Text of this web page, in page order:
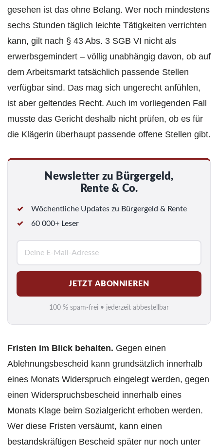
gesehen ist das ohne Belang. Wer noch mindestens
sechs Stunden täglich leichte Tätigkeiten verrichten
kann, gilt nach § 43 Abs. 3 SGB VI nicht als
erwerbsgemindert – völlig unabhängig davon, ob auf
dem Arbeitsmarkt tatsächlich passende Stellen
verfügbar sind. Das mag sich ungerecht anfühlen,
ist aber geltendes Recht. Auch im vorliegenden Fall
musste das Gericht deshalb nicht prüfen, ob es für
die Klägerin überhaupt passende offene Stellen gibt.
Newsletter zu Bürgergeld,
Rente & Co.
Wöchentliche Updates zu Bürgergeld & Rente
60 000+ Leser
M
a
i
l
*
JETZT ABONNIEREN
100 % spam-frei • jederzeit abbestellbar
Fristen im Blick behalten. Gegen einen
Ablehnungsbescheid kann grundsätzlich innerhalb
eines Monats Widerspruch eingelegt werden, gegen
einen Widerspruchsbescheid innerhalb eines
Monats Klage beim Sozialgericht erhoben werden.
Wer diese Fristen versäumt, kann einen
bestandskräftigen Bescheid später nur noch unter